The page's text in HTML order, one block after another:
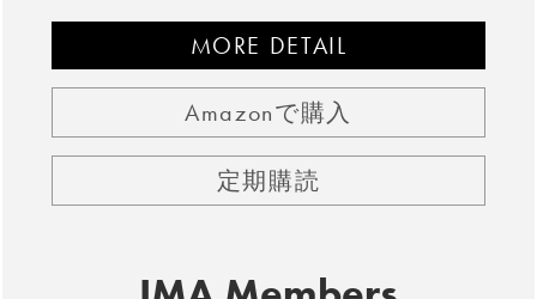
MORE DETAIL
Amazonで購入
定期購読